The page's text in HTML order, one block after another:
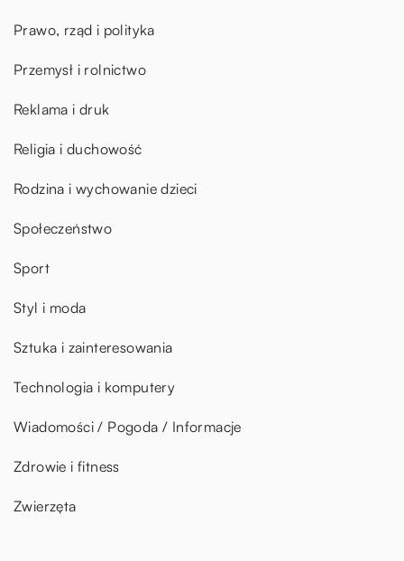
Prawo, rząd i polityka
Przemysł i rolnictwo
Reklama i druk
Religia i duchowość
Rodzina i wychowanie dzieci
Społeczeństwo
Sport
Styl i moda
Sztuka i zainteresowania
Technologia i komputery
Wiadomości / Pogoda / Informacje
Zdrowie i fitness
Zwierzęta